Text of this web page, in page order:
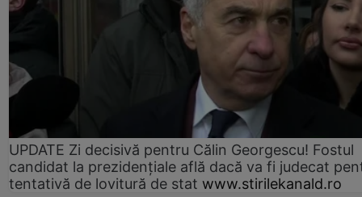
UPDATE Zi decisivă pentru Călin Georgescu! Fostul
candidat la prezidențiale află dacă va fi judecat
tentativă de lovitură de stat www.stirilekanald.ro